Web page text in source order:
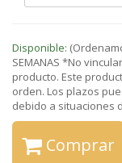
Disponible:
SEMANAS *No
producto. Este
orden. Los plazos
debido a situaciones
Comprar